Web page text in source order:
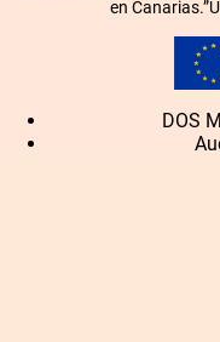
en
DOS